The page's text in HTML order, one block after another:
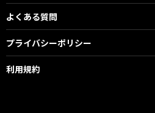
よくある質問
プライバシーポリシー
利用規約